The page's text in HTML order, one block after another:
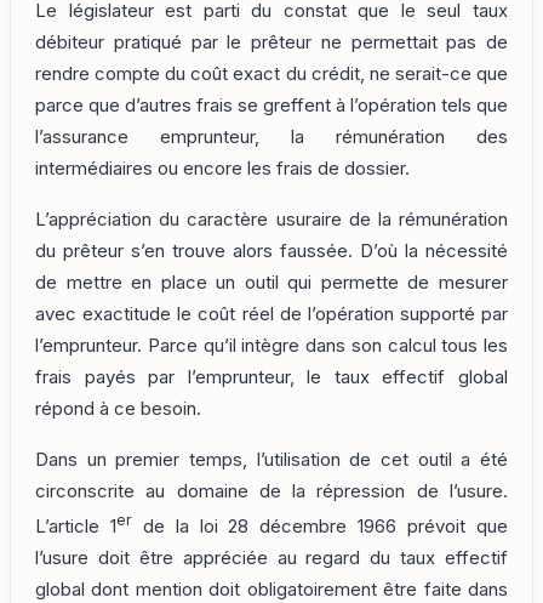
Le législateur est parti du constat que le seul taux
débiteur pratiqué par le prêteur ne permettait pas de
rendre compte du coût exact du crédit, ne serait-ce que
parce que d’autres frais se greffent à l’opération tels que
l’assurance emprunteur, la rémunération des
intermédiaires ou encore les frais de dossier.
L’appréciation du caractère usuraire de la rémunération
du prêteur s’en trouve alors faussée. D’où la nécessité
de mettre en place un outil qui permette de mesurer
avec exactitude le coût réel de l’opération supporté par
l’emprunteur. Parce qu’il intègre dans son calcul tous les
frais payés par l’emprunteur, le taux effectif global
répond à ce besoin.
Dans un premier temps, l’utilisation de cet outil a été
circonscrite au domaine de la répression de l’usure.
L’article 1er de la loi 28 décembre 1966 prévoit que
l’usure doit être appréciée au regard du taux effectif
global dont mention doit obligatoirement être faite dans